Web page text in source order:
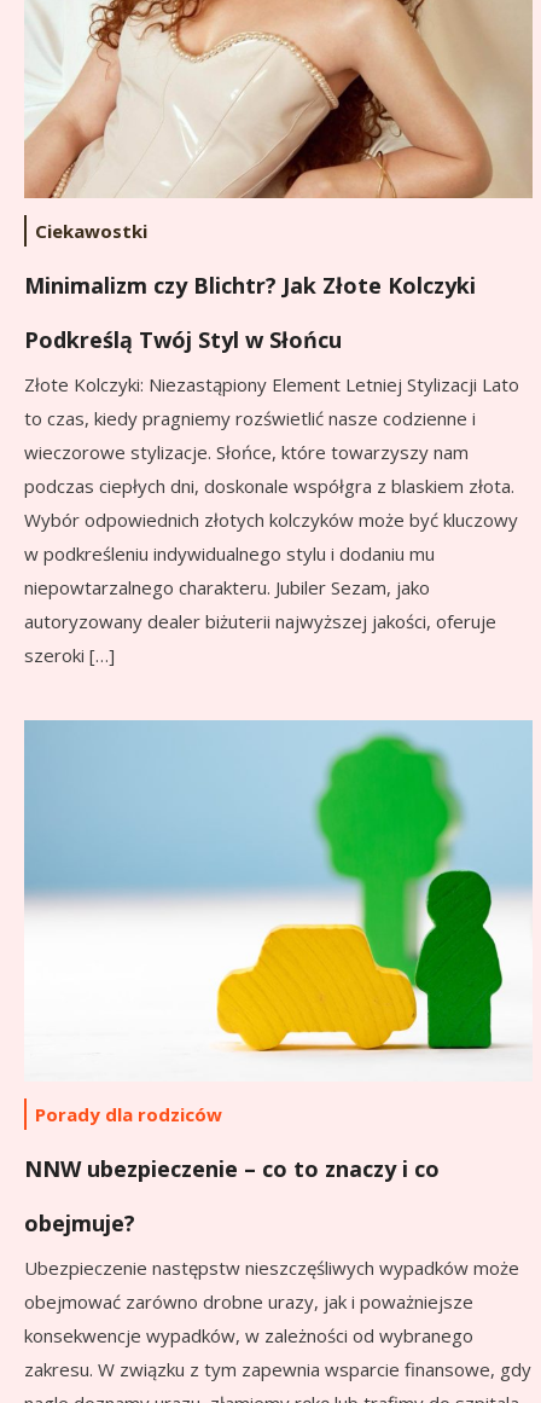
Ciekawostki
Minimalizm czy Blichtr? Jak Złote Kolczyki
Podkreślą Twój Styl w Słońcu
Złote Kolczyki: Niezastąpiony Element Letniej Stylizacji Lato
to czas, kiedy pragniemy rozświetlić nasze codzienne i
wieczorowe stylizacje. Słońce, które towarzyszy nam
podczas ciepłych dni, doskonale współgra z blaskiem złota.
Wybór odpowiednich złotych kolczyków może być kluczowy
w podkreśleniu indywidualnego stylu i dodaniu mu
niepowtarzalnego charakteru. Jubiler Sezam, jako
autoryzowany dealer biżuterii najwyższej jakości, oferuje
szeroki […]
Porady dla rodziców
NNW ubezpieczenie – co to znaczy i co
obejmuje?
Ubezpieczenie następstw nieszczęśliwych wypadków może
obejmować zarówno drobne urazy, jak i poważniejsze
konsekwencje wypadków, w zależności od wybranego
zakresu. W związku z tym zapewnia wsparcie finansowe, gdy